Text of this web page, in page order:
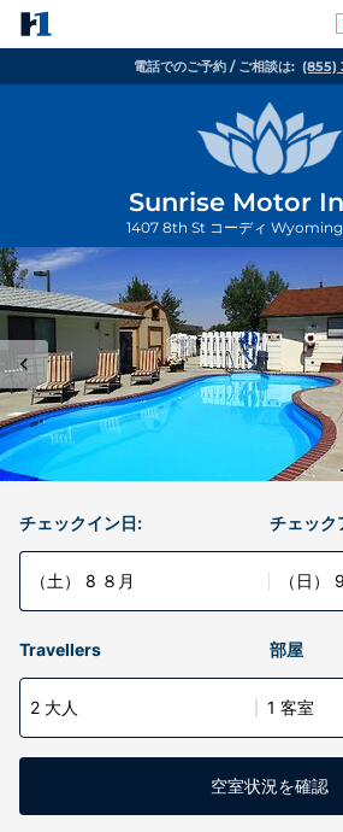
電話でのご予約 / ご相談は: (855)
Sunrise Motor
1407 8th St コーディ Wyoming
チェックイン日:
（土） 8 ８月
チェック
（日）
Travellers 部屋
2 大人 1 客室
空室状況を確認